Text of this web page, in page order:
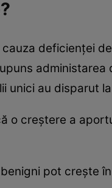
deficienței
unici au disparut
o creștere a
pot crește